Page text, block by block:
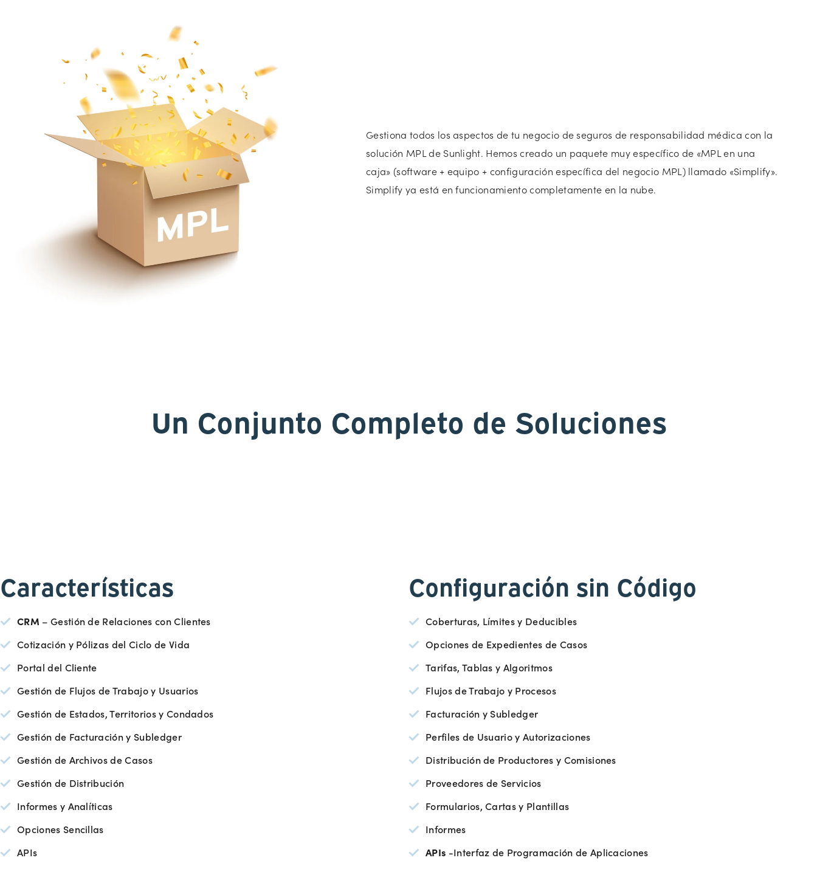
Gestiona todos los aspectos de tu negocio de seguros de responsabilidad médica con la
solución MPL de Sunlight. Hemos creado un paquete muy específico de «MPL en una
caja» (software + equipo + configuración específica del negocio MPL) llamado «Simplify».
Simplify ya está en funcionamiento completamente en la nube.
Un Conjunto Completo de Soluciones
Características
CRM – Gestión de Relaciones con Clientes
Cotización y Pólizas del Ciclo de Vida
Portal del Cliente
Gestión de Flujos de Trabajo y Usuarios
Gestión de Estados, Territorios y Condados
Gestión de Facturación y Subledger
Gestión de Archivos de Casos
Gestión de Distribución
Informes y Analíticas
Opciones Sencillas
APIs
Configuración sin Código
Coberturas, Límites y Deducibles
Opciones de Expedientes de Casos
Tarifas, Tablas y Algoritmos
Flujos de Trabajo y Procesos
Facturación y Subledger
Perfiles de Usuario y Autorizaciones
Distribución de Productores y Comisiones
Proveedores de Servicios
Formularios, Cartas y Plantillas
Informes
APIs -Interfaz de Programación de Aplicaciones